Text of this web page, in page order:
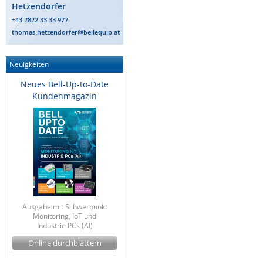
Hetzendorfer
+43 2822 33 33 977
thomas.hetzendorfer@bellequip.at
Neuigkeiten
Neues Bell-Up-to-Date
Kundenmagazin
Ausgabe mit Schwerpunkt
Monitoring, IoT und
Industrie PCs (AI)
Online durchblättern